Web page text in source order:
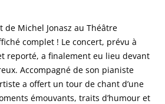
de Michel Jonasz au Théâtre
complet ! Le concert, prévu à
reporté, a finalement eu lieu devant
Accompagné de son pianiste
a offert un tour de chant d’une
émouvants, traits d’humour et